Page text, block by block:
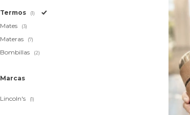
Termos (1)
Mates (3)
Materas (7)
Bombillas (2)
Marcas
Lincoln's (1)